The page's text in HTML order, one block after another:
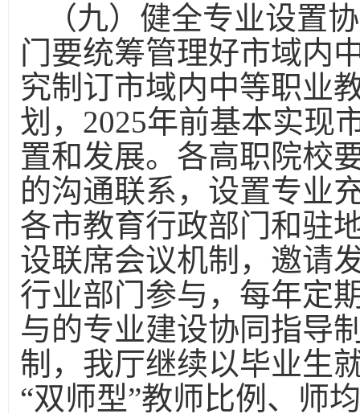
（九）健全专业设置
门要统筹管理好市域内
究制订市域内中等职业
划，2025年前基本实现
置和发展。各高职院校
的沟通联系，设置专业
各市教育行政部门和驻
设联席会议机制，邀请
行业部门参与，每年定
与的专业建设协同指导
制，我厅继续以毕业生
“双师型”教师比例、师